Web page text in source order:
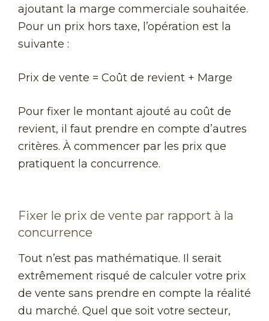
ajoutant la marge commerciale souhaitée.
Pour un prix hors taxe, l’opération est la
suivante :
Prix de vente = Coût de revient + Marge
Pour fixer le montant ajouté au coût de
revient, il faut prendre en compte d’autres
critères. À commencer par les prix que
pratiquent la concurrence.
Fixer le prix de vente par rapport à la
concurrence
Tout n’est pas mathématique. Il serait
extrêmement risqué de calculer votre prix
de vente sans prendre en compte la réalité
du marché. Quel que soit votre secteur,